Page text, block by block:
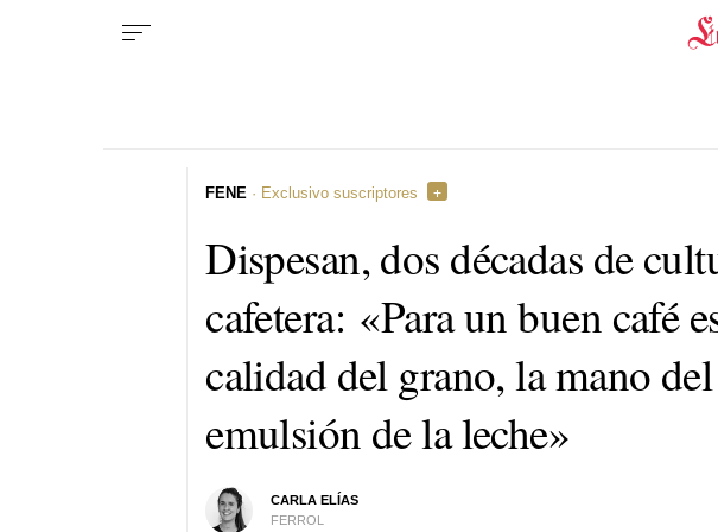
Dispesan, dos décadas de
cafetera: «Para un buen café
calidad del grano, la mano
emulsión de la leche»
CARLA ELÍAS
FERROL
FENE · Exclusivo suscriptores